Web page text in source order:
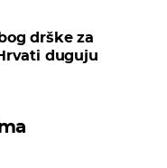
drške za
duguju